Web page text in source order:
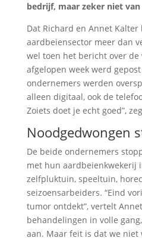
bedrijf, maar zeker niet
Dat Richard en Annet
aardbeiensector meer dan
wel toen het bericht over
afgelopen week werd
ondernemers werden
alleen digitaal, ook de
Zoiets doet je echt goed”,
Noodgedwongen
De beide ondernemers
met hun aardbeienkwekerij
zelfpluktuin, speeltuin,
seizoensarbeiders. “Eind
tumor ontdekt”, vertelt
behandelingen in volle
aan. Maar feit is dat we niet